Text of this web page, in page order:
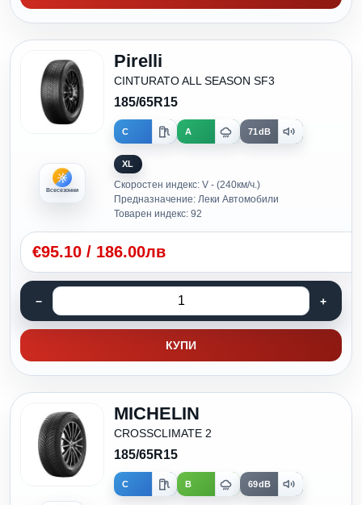
Всесезонни
Pirelli
CINTURATO ALL SEASON SF3
185/65R15
C A 71dB
XL
Скоростен индекс: V - (240км/ч.)
Предназначение: Леки Автомобили
Товарен индекс: 92
€95.10 / 186.00лв
КУПИ
MICHELIN
CROSSCLIMATE 2
185/65R15
C B 69dB